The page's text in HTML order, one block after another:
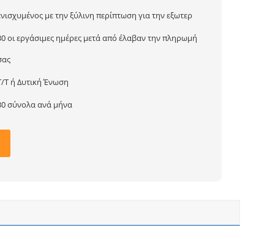
με την ξύλινη περίπτωση για την εξωτερ
οι εργάσιμες ημέρες μετά από έλαβαν την πληρωμή
T ή Δυτική Ένωση
σύνολα ανά μήνα